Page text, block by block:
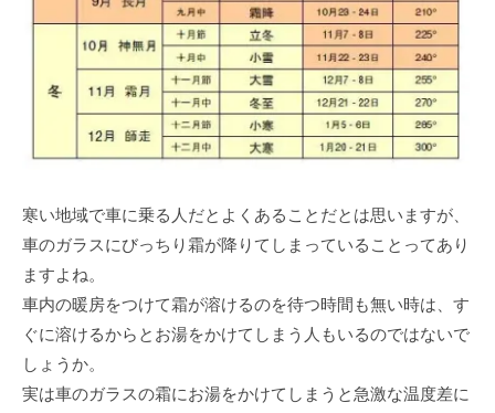
寒い地域で車に乗る人だとよくあることだとは思いますが、
車のガラスにびっちり霜が降りてしまっていることってあり
ますよね。
車内の暖房をつけて霜が溶けるのを待つ時間も無い時は、す
ぐに溶けるからとお湯をかけてしまう人もいるのではないで
しょうか。
実は車のガラスの霜にお湯をかけてしまうと急激な温度差に